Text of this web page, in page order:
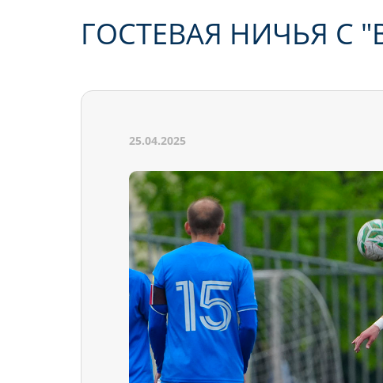
ГОСТЕВАЯ НИЧЬЯ С
25.04.2025